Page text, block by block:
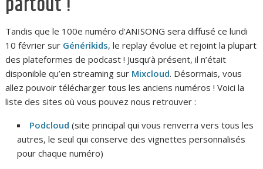
Tandis que le 100e numéro d’ANISONG sera diffusé ce lundi
10 février sur Générikids, le replay évolue et rejoint la plupart
des plateformes de podcast ! Jusqu’à présent, il n’était
disponible qu’en streaming sur Mixcloud. Désormais, vous
allez pouvoir télécharger tous les anciens numéros ! Voici la
liste des sites où vous pouvez nous retrouver :
Podcloud (site principal qui vous renverra vers tous les
autres, le seul qui conserve des vignettes personnalisés
pour chaque numéro)